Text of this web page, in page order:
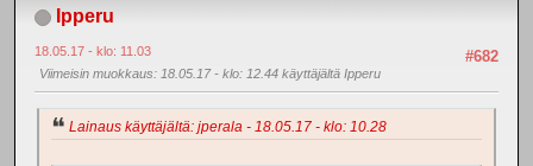
Ipperu
#682
18.05.17 - klo: 11.03
Viimeisin muokkaus: 18.05.17 - klo: 12.44 käyttäjältä Ipperu
Lainaus käyttäjältä: jperala - 18.05.17 - klo: 10.28